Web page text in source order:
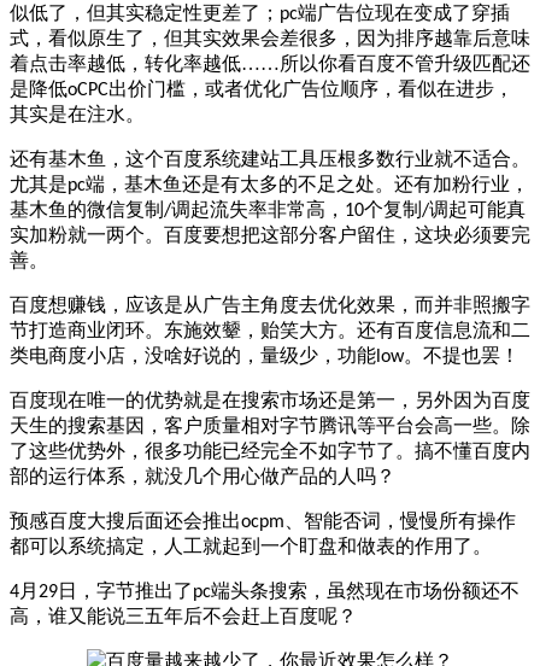
似低了，但其实稳定性更差了； pc端广告位现在变成了穿插
式，看似原生了，但其实效果会差很多，因为排序越靠后意味
着点击率越低，转化率越低……所以你看百度不管升级匹配还
是降低oCPC出价门槛，或者优化广告位顺序，看似在进步，
其实是在注水。
还有基木鱼，这个百度系统建站工具压根多数行业就不适合。
尤其是pc端，基木鱼还是有太多的不足之处。还有加粉行业，
基木鱼的微信复制 /调起流失率非常高， 10个复制 /调起可能真
实加粉就一两个。百度要想把这部分客户留住，这块必须要完
善。
百度想赚钱，应该是从广告主角度去优化效果，而并非照搬字
节打造商业闭环。东施效颦，贻笑大方。还有百度信息流和二
类电商度小店，没啥好说的，量级少，功能 low。不提也罢！
百度现在唯一的优势就是在搜索市场还是第一，另外因为百度
天生的搜索基因，客户质量相对字节腾讯等平台会高一些。除
了这些优势外，很多功能已经完全不如字节了。搞不懂百度内
部的运行体系，就没几个用心做产品的人吗？
预感百度大搜后面还会推出ocpm 、智能否词，慢慢所有操作
都可以系统搞定，人工就起到一个盯盘和做表的作用了。
4月 29日，字节推出了pc端头条搜索，虽然现在市场份额还不
高，谁又能说三五年后不会赶上百度呢？